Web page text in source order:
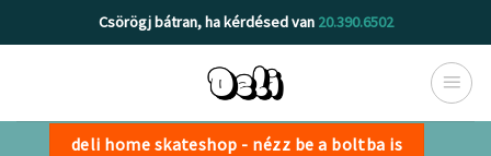
to
Csörögj bátran, ha kérdésed van 20.390.6502
deli home skateshop - nézz be a boltba is